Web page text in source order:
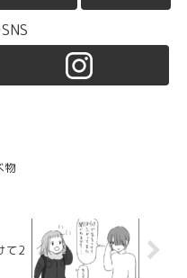
物
て2